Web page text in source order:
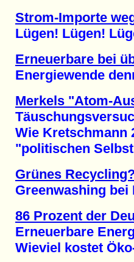
Strom-Importe
Lügen! Lügen!
Erneuerbare bei
Energiewende
Merkels "Atom-
Wie Kretschmann
"politischen
Grünes
Greenwashing bei
86 Prozent der
Erneuerbare
Wieviel kostet Öko-